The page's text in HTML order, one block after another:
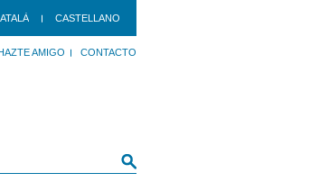
CASTELLANO
AMIGO CONTACTO